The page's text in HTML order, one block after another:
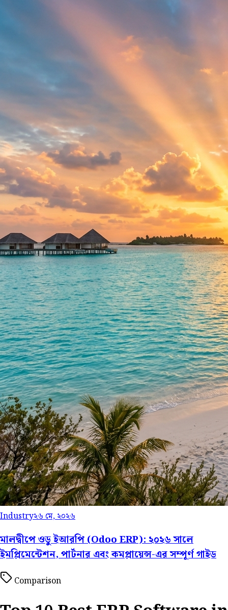
Industry২৬ মে, ২০২৬
মালদ্বীপে ওডু ইআরপি (Odoo ERP): ২০২৬ সালে
ইমপ্লিমেন্টেশন, পার্টনার এবং কমপ্লায়েন্স-এর সম্পূর্ণ গাইড
Comparison